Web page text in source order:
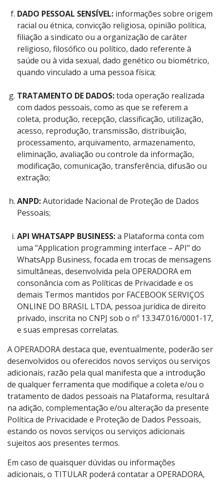
DADO PESSOAL SENSÍVEL: informações sobre origem
racial ou étnica, convicção religiosa, opinião política,
filiação a sindicato ou a organização de caráter
religioso, filosófico ou político, dado referente à
saúde ou à vida sexual, dado genético ou biométrico,
quando vinculado a uma pessoa física;
TRATAMENTO DE DADOS:toda operação realizada
com dados pessoais, como as que se referem a
coleta, produção, recepção, classificação, utilização,
acesso, reprodução, transmissão, distribuição,
processamento, arquivamento, armazenamento,
eliminação, avaliação ou controle da informação,
modificação, comunicação, transferência, difusão ou
extração;
ANPD:Autoridade Nacional de Proteção de Dados
Pessoais;
API WHATSAPP BUSINESS:a Plataforma conta com
uma "Application programming interface – API" do
WhatsApp Business, focada em trocas de mensagens
simultâneas, desenvolvida pela OPERADORA em
consonância com as Políticas de Privacidade e os
demais Termos mantidos por FACEBOOK SERVIÇOS
ONLINE DO BRASIL LTDA, pessoa jurídica de direito
privado, inscrita no CNPJ sob o nº 13.347.016/0001-17,
e suas empresas correlatas.
A OPERADORA destaca que, eventualmente, poderão ser
desenvolvidos ou oferecidos novos serviços ou serviços
adicionais, razão pela qual manifesta que a introdução
de qualquer ferramenta que modifique a coleta e/ou o
tratamento de dados pessoais na Plataforma, resultará
na adição, complementação e/ou alteração da presente
Política de Privacidade e Proteção de Dados Pessoais,
estando os novos serviços ou serviços adicionais
sujeitos aos presentes termos.
Em caso de quaisquer dúvidas ou informações
adicionais, o TITULAR poderá contatar a OPERADORA,